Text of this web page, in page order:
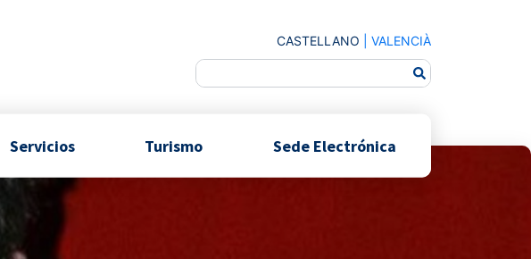
CASTELLANO VALENCIÀ
Servicios Turismo Sede Electrónica